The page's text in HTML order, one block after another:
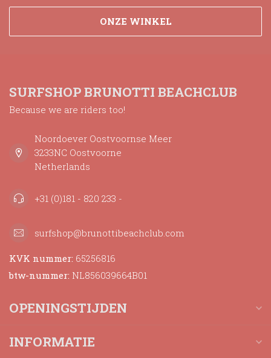
ONZE WINKEL
SURFSHOP BRUNOTTI BEACHCLUB
Because we are riders too!
Noordoever Oostvoornse Meer
3233NC Oostvoorne
Netherlands
+31 (0)181 - 820 233 -
surfshop@brunottibeachclub.com
KVK nummer: 65256816
btw-nummer: NL856039664B01
OPENINGSTIJDEN
INFORMATIE